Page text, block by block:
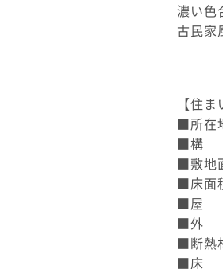
濃い色
古民家
【住
■所在
■構
■敷地
■床面
■屋
■外
■断熱
■床